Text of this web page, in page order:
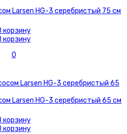
Larsen HG-3 серебристый 75 см
корзину
корзину
0
Larsen HG-3 серебристый 65 см
корзину
корзину